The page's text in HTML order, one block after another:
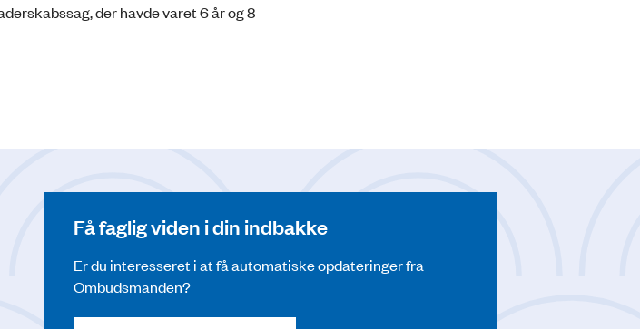
der havde varet 6 år og 8
Få faglig viden i din indbakke
Er du interesseret i at få automatiske opdateringer fra
Ombudsmanden?